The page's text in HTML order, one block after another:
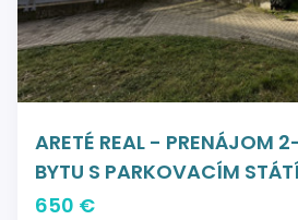
ARETÉ REAL - PRENÁJOM
BYTU S PARKOVACÍM
PEZINOK, SILVÁNOVÁ
650 €